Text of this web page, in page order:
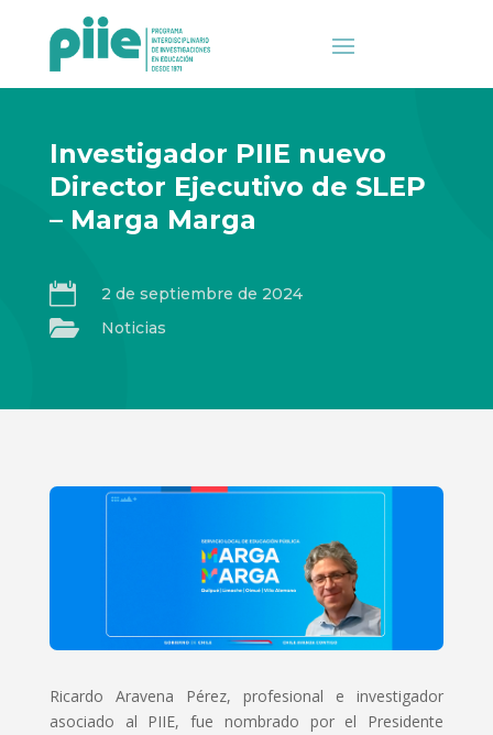
Investigador PIIE nuevo
Director Ejecutivo de SLEP
– Marga Marga
 2 de septiembre de 2024
 Noticias
Ricardo Aravena Pérez, profesional e investigador
asociado al PIIE, fue nombrado por el Presidente